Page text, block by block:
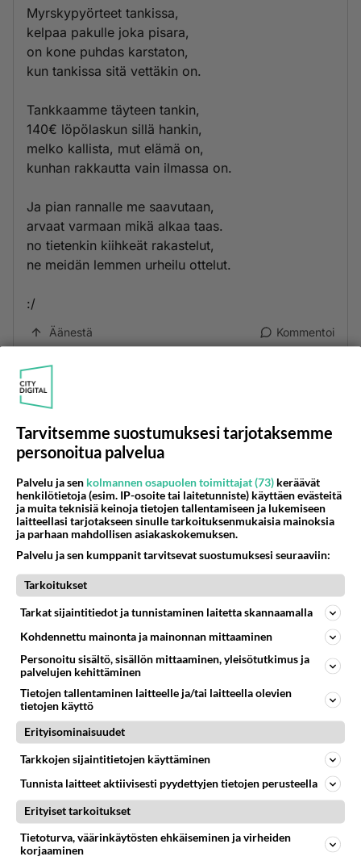
Myrskypyörteet tankissa,
kelpaa pakulle joka pisara,
on kone puhdas karstaton,
kun tankissa sitä vettäkin on.
Tankkaamme täyteen tankin,
140€ löpölaskun sillä hankin,
melko kallista, mut elämä on,
kunhan rakkautta vain ilmassa on.
Ja pian rannalle me saavutaan,
arvaat varmaan mikä alkaa taas.
no tietenkin kiihkeät rakastelut,
ne meidän lemmen urheilu ottelut.
:/
Äänestä Kommentoi
Tarvitsemme suostumuksesi tarjotaksemme
personoitua palvelua
Palvelu ja sen kolmannen osapuolen toimittajat (73) keräävät
henkilötietoja (esim. IP-osoite tai laitetunniste) käyttäen evästeitä
ja muita teknisiä keinoja tietojen tallentamiseen ja lukemiseen
laitteellasi tarjotakseen sinulle tarkoituksenmukaisia mainoksia
ja parhaan mahdollisen asiakaskokemuksen.
Palvelu ja sen kumppanit tarvitsevat suostumuksesi seuraaviin:
Tarkoitukset
Tarkat sijaintitiedot ja tunnistaminen laitetta skannaamalla
Kohdennettu mainonta ja mainonnan mittaaminen
Personoitu sisältö, sisällön mittaaminen, yleisötutkimus ja
palvelujen kehittäminen
Tietojen tallentaminen laitteelle ja/tai laitteella olevien
tietojen käyttö
Erityisominaisuudet
Tarkkojen sijaintitietojen käyttäminen
Tunnista laitteet aktiivisesti pyydettyjen tietojen perusteella
Erityiset tarkoitukset
Tietoturva, väärinkäytösten ehkäiseminen ja virheiden
korjaaminen